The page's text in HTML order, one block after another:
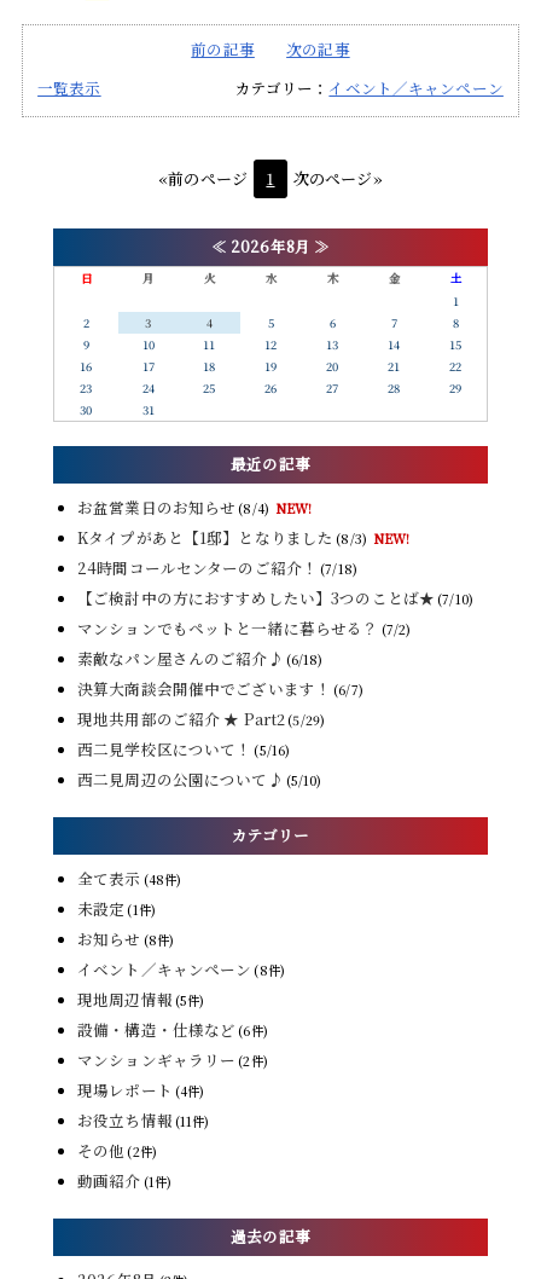
前の記事
次の記事
一覧表示
カテゴリー： イベント／キャンペーン
«前のページ 1 次のページ»
≪ 2026年8月 ≫
日 月 火 水 木 金
土
1
2
3 4 5 6 7
8
9
10 11 12 13 14
15
16
17 18 19 20 21
22
23
24 25 26 27 28
29
30
31
最近の記事
お盆営業日のお知らせ (8/4) NEW!
Kタイプがあと【1邸】となりました (8/3) NEW!
24時間コールセンターのご紹介！ (7/18)
【ご検討中の方におすすめしたい】3つのことば★ (7/10)
マンションでもペットと一緒に暮らせる？ (7/2)
素敵なパン屋さんのご紹介♪ (6/18)
決算大商談会開催中でございます！ (6/7)
現地共用部のご紹介 ★ Part2(5/29)
西二見学校区について！ (5/16)
西二見周辺の公園について♪ (5/10)
カテゴリー
全て表示 (48件)
未設定 (1件)
お知らせ (8件)
イベント／キャンペーン (8件)
現地周辺情報 (5件)
設備・構造・仕様など (6件)
マンションギャラリー (2件)
現場レポート (4件)
お役立ち情報 (11件)
その他 (2件)
動画紹介 (1件)
過去の記事